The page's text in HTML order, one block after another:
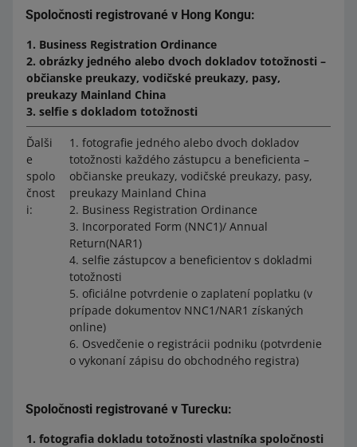
Spoločnosti registrované v Hong Kongu:
1. Business Registration Ordinance
2. obrázky jedného alebo dvoch dokladov totožnosti –
občianske preukazy, vodičské preukazy, pasy,
preukazy Mainland China
3. selfie s dokladom totožnosti
Ďalši
e
spolo
čnost
i:
1. fotografie jedného alebo dvoch dokladov
totožnosti každého zástupcu a beneficienta –
občianske preukazy, vodičské preukazy, pasy,
preukazy Mainland China
2. Business Registration Ordinance
3. Incorporated Form (NNC1)/ Annual
Return(NAR1)
4. selfie zástupcov a beneficientov s dokladmi
totožnosti
5. oficiálne potvrdenie o zaplatení poplatku (v
prípade dokumentov NNC1/NAR1 získaných
online)
6. Osvedčenie o registrácii podniku (potvrdenie
o vykonaní zápisu do obchodného registra)
Spoločnosti registrované v Turecku:
1. fotografia dokladu totožnosti vlastníka spoločnosti